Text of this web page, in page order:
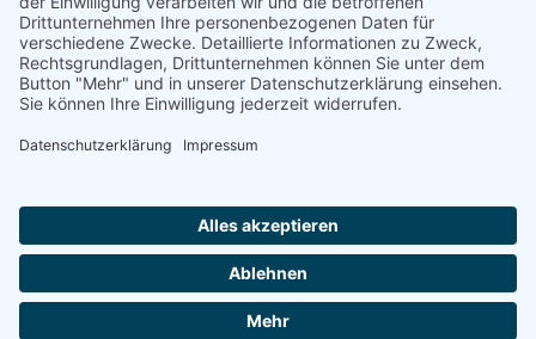
Rechtliches
Teilnahmebedingungen
Impressum
Copyright TFA-Akademie GmbH |